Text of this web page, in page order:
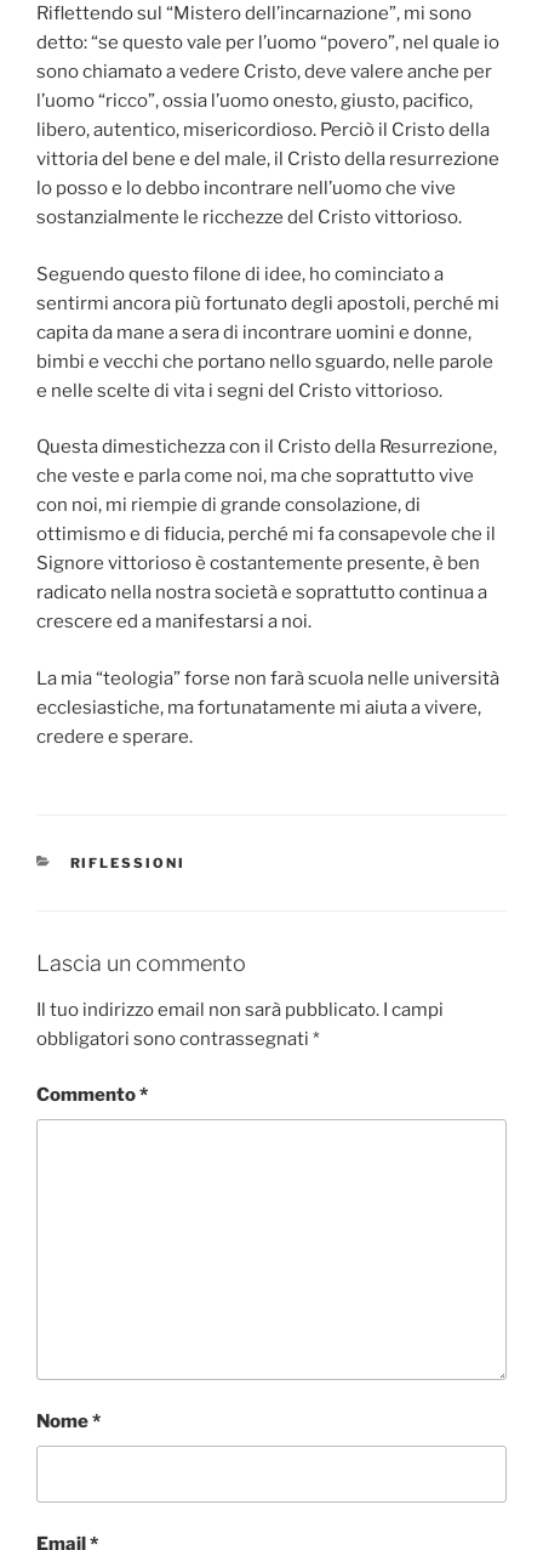
Riflettendo sul “Mistero dell’incarnazione”, mi sono
detto: “se questo vale per l’uomo “povero”, nel quale io
sono chiamato a vedere Cristo, deve valere anche per
l’uomo “ricco”, ossia l’uomo onesto, giusto, pacifico,
libero, autentico, misericordioso. Perciò il Cristo della
vittoria del bene e del male, il Cristo della resurrezione
lo posso e lo debbo incontrare nell’uomo che vive
sostanzialmente le ricchezze del Cristo vittorioso.
Seguendo questo filone di idee, ho cominciato a
sentirmi ancora più fortunato degli apostoli, perché mi
capita da mane a sera di incontrare uomini e donne,
bimbi e vecchi che portano nello sguardo, nelle parole
e nelle scelte di vita i segni del Cristo vittorioso.
Questa dimestichezza con il Cristo della Resurrezione,
che veste e parla come noi, ma che soprattutto vive
con noi, mi riempie di grande consolazione, di
ottimismo e di fiducia, perché mi fa consapevole che il
Signore vittorioso è costantemente presente, è ben
radicato nella nostra società e soprattutto continua a
crescere ed a manifestarsi a noi.
La mia “teologia” forse non farà scuola nelle università
ecclesiastiche, ma fortunatamente mi aiuta a vivere,
credere e sperare.
CATEGORIE
RIFLESSIONI
Lascia un commento
Il tuo indirizzo email non sarà pubblicato. I campi
obbligatori sono contrassegnati *
Commento*
Nome*
Email*